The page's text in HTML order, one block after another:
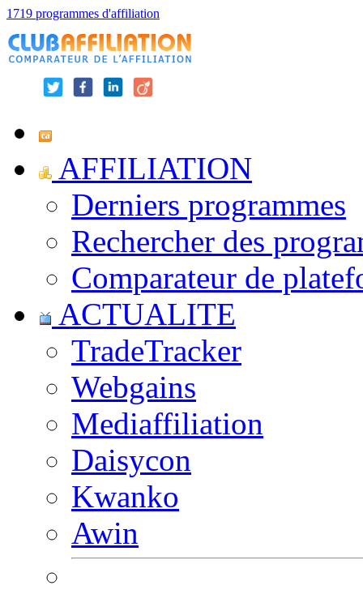
1719 programmes d'affiliation
AFFILIATION
Derniers programmes
Rechercher des
Comparateur de
ACTUALITE
TradeTracker
Webgains
Mediaffiliation
Daisycon
Kwanko
Awin